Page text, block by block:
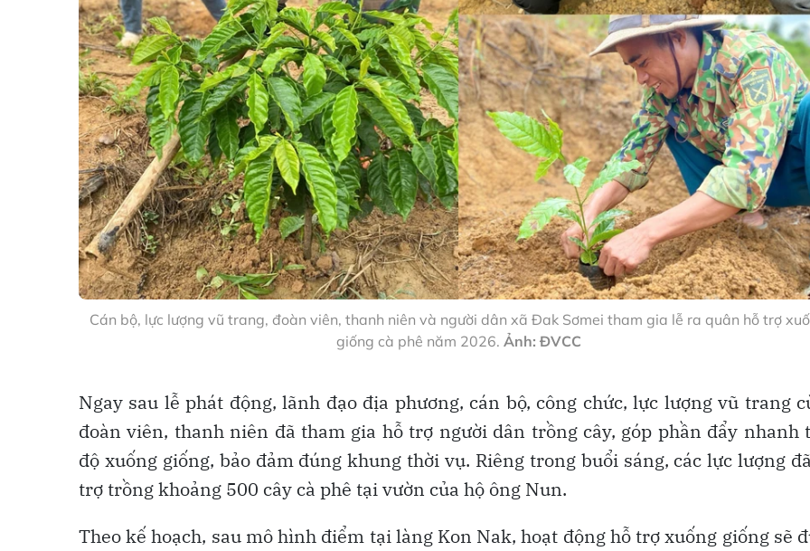
Cán bộ, lực lượng vũ trang, đoàn viên, thanh niên và người dân xã Đak Sơmei tham gia lễ ra quân hỗ trợ
giống cà phê năm 2026. Ảnh: ĐVCC
Ngay sau lễ phát động, lãnh đạo địa phương, cán bộ, công chức, lực lượng vũ trang
đoàn viên, thanh niên đã tham gia hỗ trợ người dân trồng cây, góp phần đẩy nhanh
độ xuống giống, bảo đảm đúng khung thời vụ. Riêng trong buổi sáng, các lực lượng
trợ trồng khoảng 500 cây cà phê tại vườn của hộ ông Nun.
Theo kế hoạch, sau mô hình điểm tại làng Kon Nak, hoạt động hỗ trợ xuống giống sẽ